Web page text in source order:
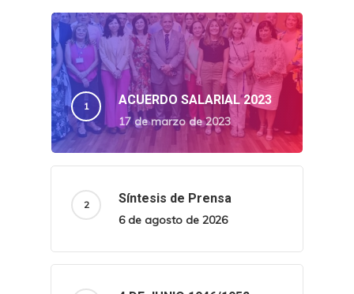
ACUERDO SALARIAL 2023
17 de marzo de 2023
Síntesis de Prensa
6 de agosto de 2026